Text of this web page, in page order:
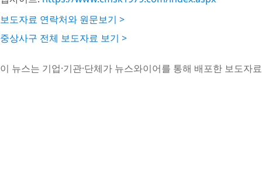
보도자료 연락처와 원문보기 >
중상사구 전체 보도자료 보기 >
이 뉴스는 기업·기관·단체가 뉴스와이어를 통해 배포한 보도자